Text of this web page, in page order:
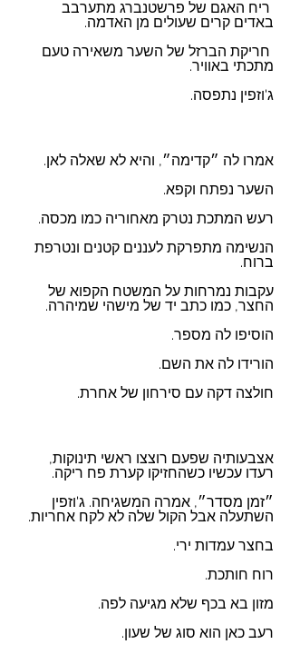
ריח האגם של פרשטנברג מתערבב
באדים קרים שעולים מן האדמה.
חריקת הברזל של השער משאירה טעם
מתכתי באוויר.
ג'וזפין נתפסה.
אמרו לה ״קדימה״, והיא לא שאלה לאן.
השער נפתח וקפא.
רעש המתכת נטרק מאחוריה כמו מכסה.
הנשימה מתפרקת לעננים קטנים ונטרפת
ברוח.
עקבות נמרחות על המשטח הקפוא של
החצר, כמו כתב יד של מישהי שמיהרה.
הוסיפו לה מספר.
הורידו לה את השם.
חולצה דקה עם סירחון של אחרת.
אצבעותיה שפעם רוצצו ראשי תינוקות,
רעדו עכשיו כשהחזיקו קערת פח ריקה.
״זמן מסדר״, אמרה המשגיחה. ג'וזפין
השתעלה אבל הקול שלה לא לקח אחריות.
בחצר עמדות ירי.
רוח חותכת.
מזון בא בכף שלא מגיעה לפה.
רעב כאן הוא סוג של שעון.